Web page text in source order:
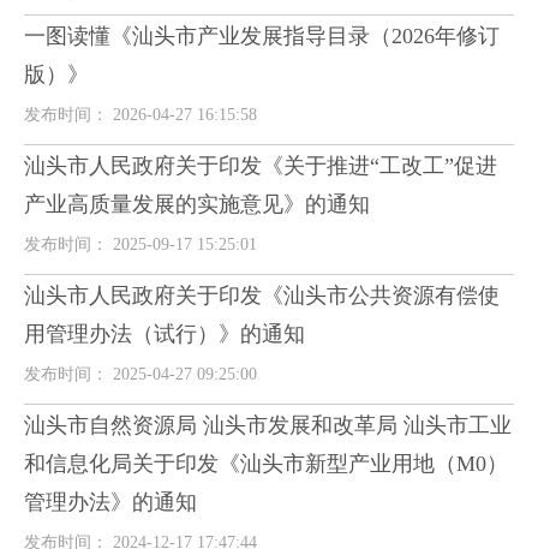
一图读懂《汕头市产业发展指导目录（2026年修订
版）》
发布时间： 2026-04-27 16:15:58
汕头市人民政府关于印发《关于推进“工改工”促进
产业高质量发展的实施意见》的通知
发布时间： 2025-09-17 15:25:01
汕头市人民政府关于印发《汕头市公共资源有偿使
用管理办法（试行）》的通知
发布时间： 2025-04-27 09:25:00
汕头市自然资源局 汕头市发展和改革局 汕头市工业
和信息化局关于印发《汕头市新型产业用地（M0）
管理办法》的通知
发布时间： 2024-12-17 17:47:44